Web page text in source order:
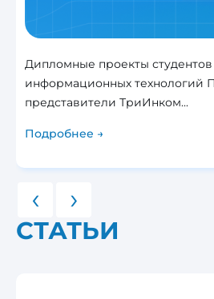
Дипломные проекты студентов
информационных технологий
представители ТриИнком...
Подробнее →
‹ ›
СТАТЬИ